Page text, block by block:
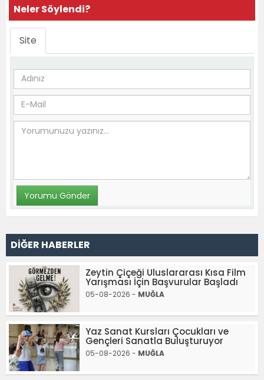
Neler Söylendi?
Site
DİĞER HABERLER
Zeytin Çiçeği Uluslararası Kısa Film
Yarışması İçin Başvurular Başladı
05-08-2026 - MUĞLA
Yaz Sanat Kursları Çocukları ve
Gençleri Sanatla Buluşturuyor
05-08-2026 - MUĞLA